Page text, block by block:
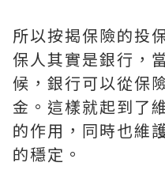
所以按揭保險的投
保人其實是銀行，
候，銀行可以從保
金。這樣就起到了
的作用，同時也維
的穩定。